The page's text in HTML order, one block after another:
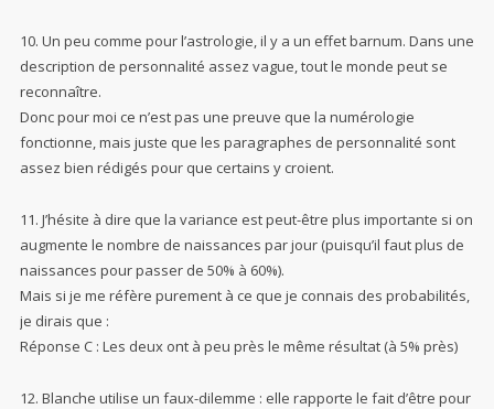
10. Un peu comme pour l’astrologie, il y a un effet barnum. Dans une
description de personnalité assez vague, tout le monde peut se
reconnaître.
Donc pour moi ce n’est pas une preuve que la numérologie
fonctionne, mais juste que les paragraphes de personnalité sont
assez bien rédigés pour que certains y croient.
11. J’hésite à dire que la variance est peut-être plus importante si on
augmente le nombre de naissances par jour (puisqu’il faut plus de
naissances pour passer de 50% à 60%).
Mais si je me réfère purement à ce que je connais des probabilités,
je dirais que :
Réponse C : Les deux ont à peu près le même résultat (à 5% près)
12. Blanche utilise un faux-dilemme : elle rapporte le fait d’être pour